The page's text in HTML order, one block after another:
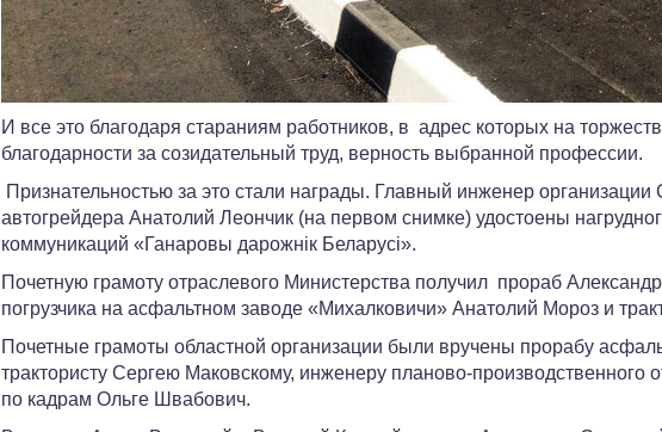
И все это благодаря стараниям работников, в адрес которых на
благодарности за созидательный труд, верность выбранной профессии.
Признательностью за это стали награды. Главный инженер
автогрейдера Анатолий Леончик (на первом снимке) удостоены
коммуникаций «Ганаровы дарожнік Беларусі».
Почетную грамоту отраслевого Министерства получил прораб
погрузчика на асфальтном заводе «Михалковичи» Анатолий Мороз и
Почетные грамоты областной организации были вручены прорабу
трактористу Сергею Маковскому, инженеру планово-производственного
по кадрам Ольге Швабович.